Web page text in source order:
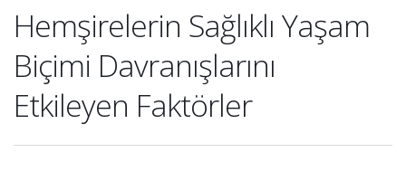
Hemşirelerin Sağlıklı Yaşam
Biçimi Davranışlarını
Etkileyen Faktörler